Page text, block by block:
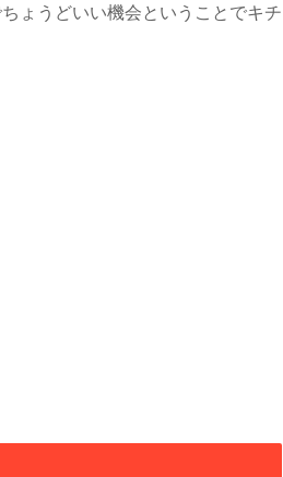
ょうどいい機会ということでキチ